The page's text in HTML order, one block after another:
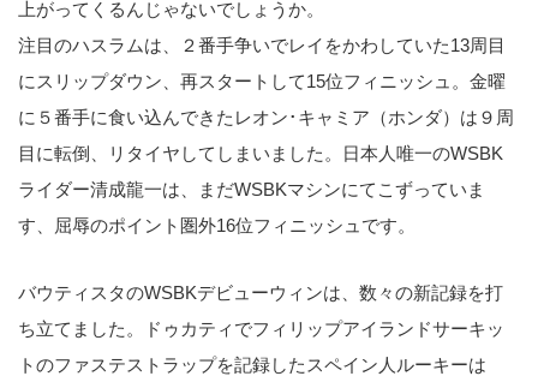
上がってくるんじゃないでしょうか。
注目のハスラムは、２番手争いでレイをかわしていた13周目
にスリップダウン、再スタートして15位フィニッシュ。金曜
に５番手に食い込んできたレオン･キャミア（ホンダ）は９周
目に転倒、リタイヤしてしまいました。日本人唯一のWSBK
ライダー清成龍一は、まだWSBKマシンにてこずっていま
す、屈辱のポイント圏外16位フィニッシュです。
バウティスタのWSBKデビューウィンは、数々の新記録を打
ち立てました。ドゥカティでフィリップアイランドサーキッ
トのファステストラップを記録したスペイン人ルーキーは